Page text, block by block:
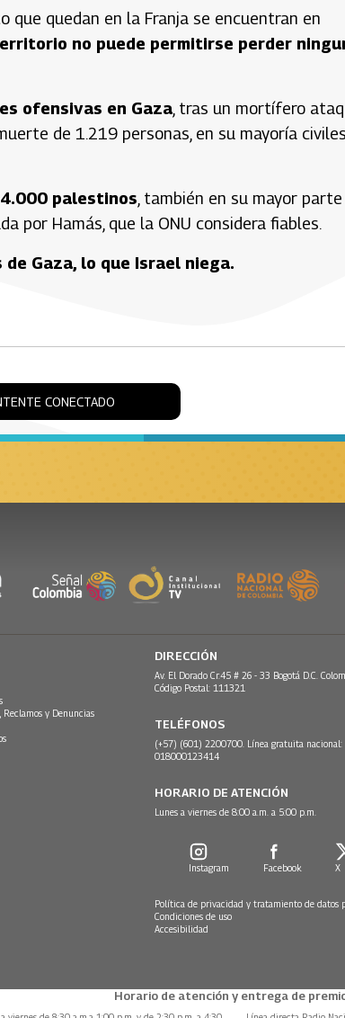
quedan en la Franja se encuentran en
no puede permitirse perder
ofensivas en Gaza , tras un mortífero
de 1.219 personas, en su mayoría
palestinos , también en su mayor parte
por Hamás, que la ONU considera fiables.
Gaza, lo que Israel niega.
CONECTADO
Reclamos y Denuncias
DIRECCIÓN
Av. El Dorado Cr.45 # 26 - 33 Bogotá D.C.
Código Postal: 111321
TELÉFONOS
(+57) (601) 2200700. Línea gratuita nacional:
018000123414
HORARIO DE ATENCIÓN
Lunes a viernes de 8:00 a.m. a 5:00 p.m.
Instagram Facebook X
Política de privacidad y tratamiento de datos
Condiciones de uso
Accesibilidad
Horario de atención y entrega de